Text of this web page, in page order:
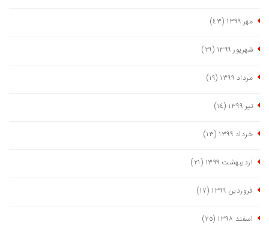
مهر ١٣٩٩ (٤٣)
شهریور ١٣٩٩ (٢٩)
مرداد ١٣٩٩ (١٩)
تیر ١٣٩٩ (١٤)
خرداد ١٣٩٩ (١٣)
اردیبهشت ١٣٩٩ (٢١)
فروردین ١٣٩٩ (١٧)
اسفند ١٣٩٨ (٢٥)